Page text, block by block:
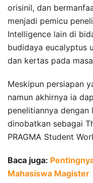
orisinil, dan
menjadi pemicu
Intelligence lain di
budidaya eucalyptus
dan kertas pada
Meskipun persiapan
namun akhirnya ia
penelitiannya dengan
dinobatkan sebagai
PRAGMA Student
Baca juga:
Mahasiswa Magister